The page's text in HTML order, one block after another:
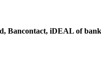
Bancontact, iDEAL of